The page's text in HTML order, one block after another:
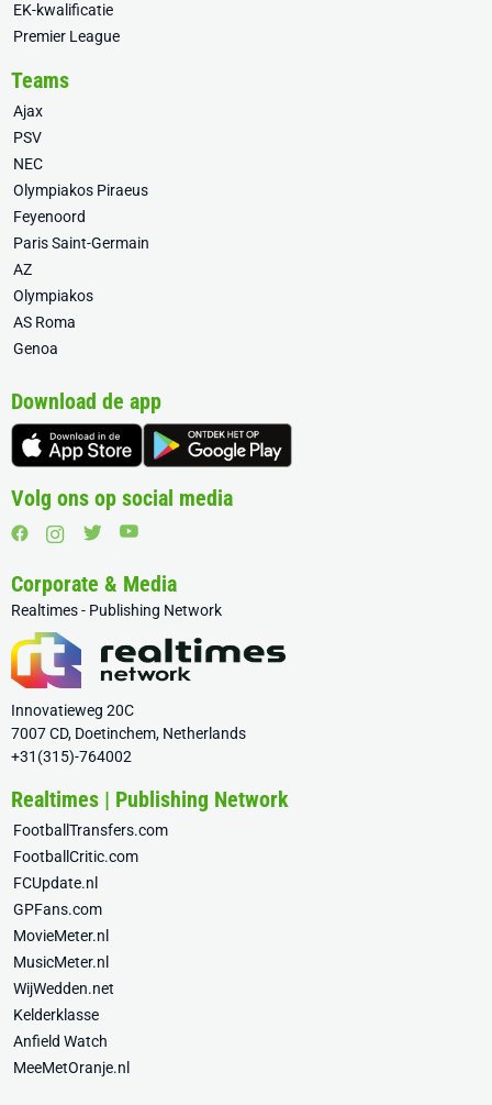
EK-kwalificatie
Premier League
Teams
Ajax
PSV
NEC
Olympiakos Piraeus
Feyenoord
Paris Saint-Germain
AZ
Olympiakos
AS Roma
Genoa
Download de app
Volg ons op social media
Corporate & Media
Realtimes - Publishing Network
Innovatieweg 20C
7007 CD, Doetinchem, Netherlands
+31(315)-764002
Realtimes | Publishing Network
FootballTransfers.com
FootballCritic.com
FCUpdate.nl
GPFans.com
MovieMeter.nl
MusicMeter.nl
WijWedden.net
Kelderklasse
Anfield Watch
MeeMetOranje.nl